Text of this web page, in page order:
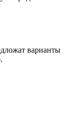
варианты